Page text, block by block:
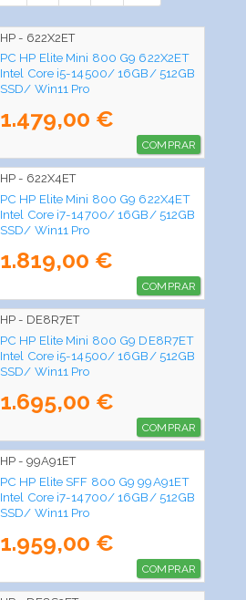
HP - 622X2ET
PC HP Elite Mini 800 G9 622X2ET
Intel Core i5-14500/ 16GB/ 512GB
SSD/ Win11 Pro
1.479,00 €
COMPRAR
HP - 622X4ET
PC HP Elite Mini 800 G9 622X4ET
Intel Core i7-14700/ 16GB/ 512GB
SSD/ Win11 Pro
1.819,00 €
COMPRAR
HP - DE8R7ET
PC HP Elite Mini 800 G9 DE8R7ET
Intel Core i5-14500/ 16GB/ 512GB
SSD/ Win11 Pro
1.695,00 €
COMPRAR
HP - 99A91ET
PC HP Elite SFF 800 G9 99A91ET
Intel Core i7-14700/ 16GB/ 512GB
SSD/ Win11 Pro
1.959,00 €
COMPRAR